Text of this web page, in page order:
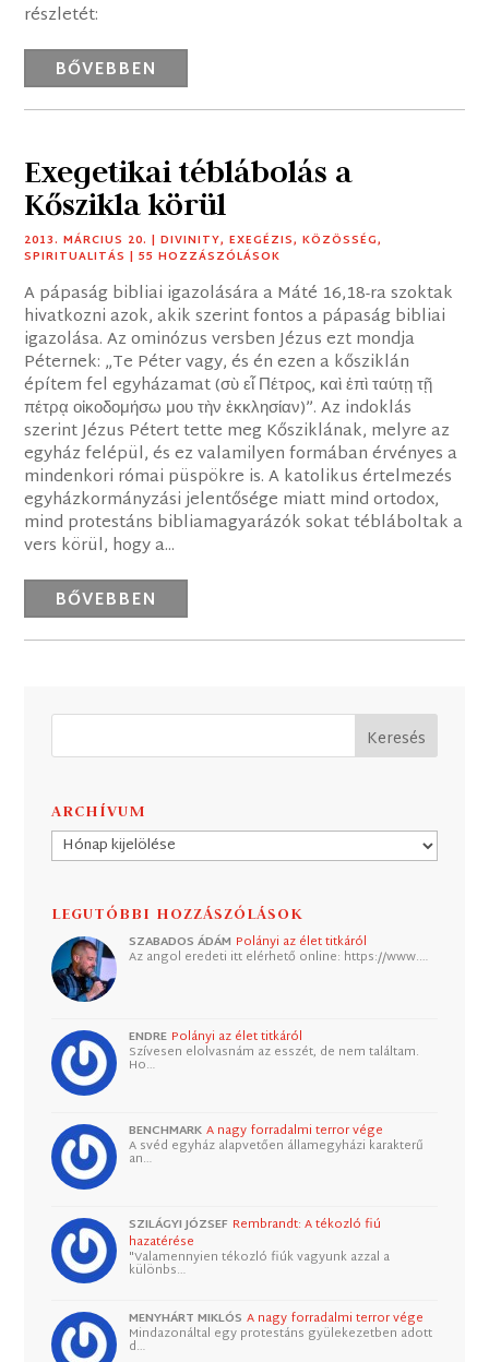
részletét:
BŐVEBBEN
Exegetikai téblábolás a
Kőszikla körül
2013. MÁRCIUS 20. |DIVINITY,EXEGÉZIS,KÖZÖSSÉG,
SPIRITUALITÁS | 55 HOZZÁSZÓLÁSOK
A pápaság bibliai igazolására a Máté 16,18-ra szoktak
hivatkozni azok, akik szerint fontos a pápaság bibliai
igazolása. Az ominózus versben Jézus ezt mondja
Péternek: „Te Péter vagy, és én ezen a kősziklán
építem fel egyházamat (σὺ εἶ Πέτρος, καὶ ἐπὶ ταύτῃ τῇ
πέτρᾳ οἰκοδομήσω μου τὴν ἐκκλησίαν)”. Az indoklás
szerint Jézus Pétert tette meg Kősziklának, melyre az
egyház felépül, és ez valamilyen formában érvényes a
mindenkori római püspökre is. A katolikus értelmezés
egyházkormányzási jelentősége miatt mind ortodox,
mind protestáns bibliamagyarázók sokat tébláboltak a
vers körül, hogy a...
BŐVEBBEN
ARCHÍVUM
Archívum
LEGUTÓBBI HOZZÁSZÓLÁSOK
SZABADOS ÁDÁM Polányi az élet titkáról
Az angol eredeti itt elérhető online: https://www.…
ENDRE Polányi az élet titkáról
Szívesen elolvasnám az esszét, de nem találtam.
Ho…
BENCHMARK A nagy forradalmi terror vége
A svéd egyház alapvetően államegyházi karakterű
an…
SZILÁGYI JÓZSEF Rembrandt: A tékozló fiú
hazatérése
"Valamennyien tékozló fiúk vagyunk azzal a
különbs…
MENYHÁRT MIKLÓS A nagy forradalmi terror vége
Mindazonáltal egy protestáns gyülekezetben adott
d…